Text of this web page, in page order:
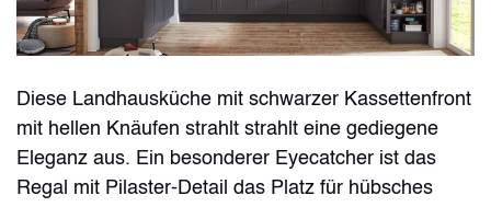
Diese Landhausküche mit schwarzer Kassettenfront
mit hellen Knäufen strahlt strahlt eine gediegene
Eleganz aus. Ein besonderer Eyecatcher ist das
Regal mit Pilaster-Detail das Platz für hübsches